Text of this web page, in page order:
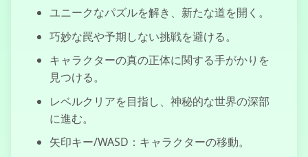
un Robot
ユニークなパズルを解き、新たな道を開く。
巧妙な罠や予期しない挑戦を避ける。
キャラクターの真の正体に関する手がかりを
見つける。
レベルクリアを目指し、神秘的な世界の深部
に進む。
矢印キー/WASD：キャラクターの移動。